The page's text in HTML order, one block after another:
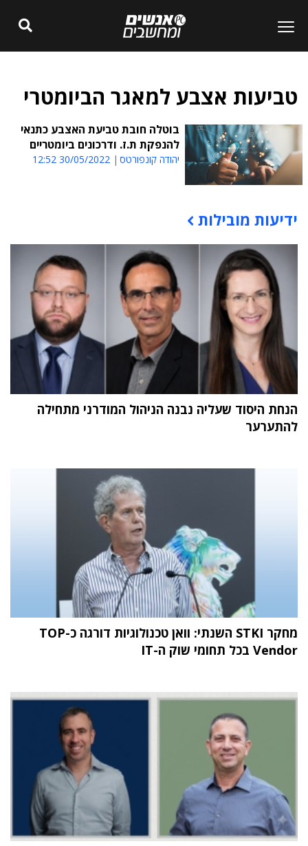
טביעות אצבע למאגר הביומטרי
בוטלה חובת טביעת האצבע כתנאי
להנפקת ת.ז. ודרכונים ביומטריים
יהודה קונפורטס 30/05/2022 12:52
תוכן פרסומי
ידיעות מובילות
הנחת היסוד שעליה נבנה הניהול המודרני מתחילה
להתערער
מחקר STKI השנתי: וואן טכנולוגיות דורגה כ-TOP
Vendor בכל תחומי שוק ה-IT